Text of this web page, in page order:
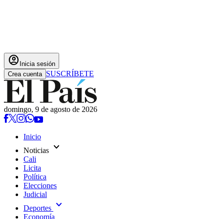
account_circle Inicia sesión
Crea cuenta SUSCRÍBETE
domingo, 9 de agosto de 2026
Inicio
Noticias expand_more
Cali
Licita
Política
Elecciones
Judicial
Deportes expand_more
Economía